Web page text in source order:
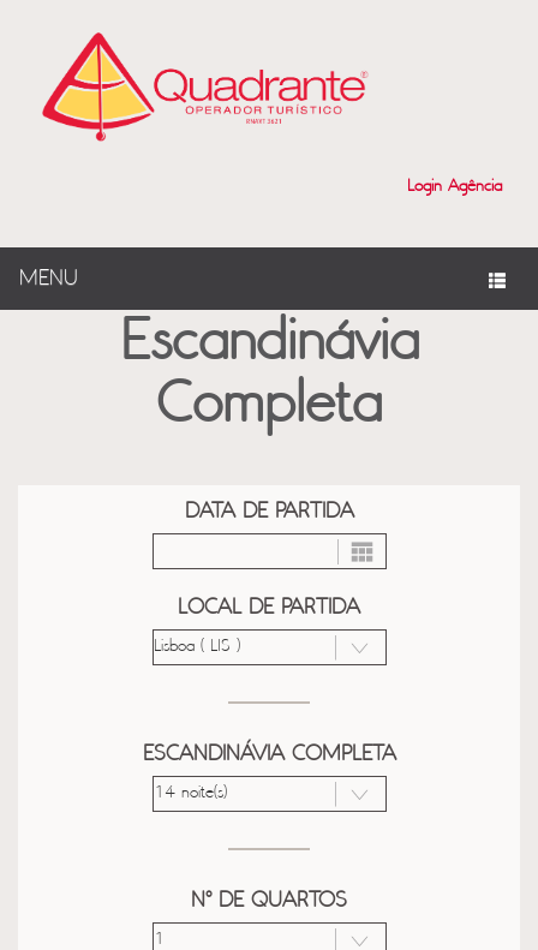
Login Agência
MENU
Escandinávia
Completa
DATA DE PARTIDA
LOCAL DE PARTIDA
ESCANDINÁVIA COMPLETA
Nº DE QUARTOS